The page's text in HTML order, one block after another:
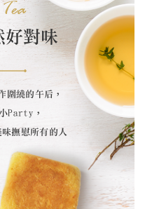
好對味
圍繞的午后，
Party，
撫慰所有的人